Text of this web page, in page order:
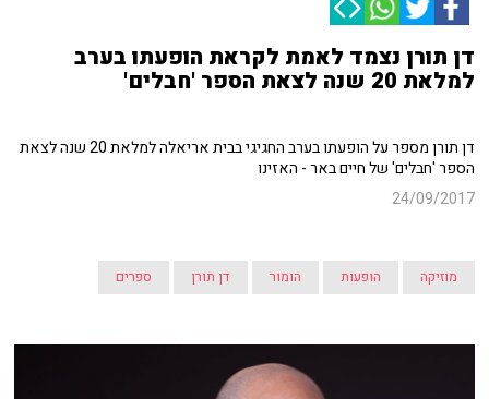
דן תורן נצמד לאמת לקראת הופעתו בערב
למלאת 20 שנה לצאת הספר 'חבלים'
דן תורן מספר על הופעתו בערב החגיגי בבית אריאלה למלאת 20 שנה לצאת
הספר 'חבלים' של חיים באר - האזינו
24/09/2017
מוזיקה הופעות הומור דן תורן ספרים